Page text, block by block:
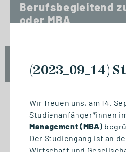
Berufsbegleitend
oder MBA
17:00 - 18:30 Uhr
START STUDIENGANG
Biomedizinische
(2023_09_14)
Wir freuen uns, am 14.
Studienanfänger*innen
Management (MBA)
Der Studiengang ist an
Wirtschaft und